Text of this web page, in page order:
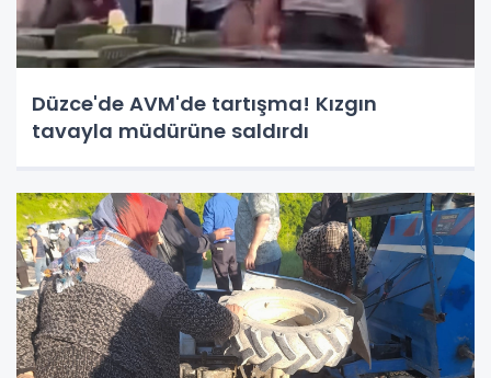
Düzce'de AVM'de tartışma! Kızgın
tavayla müdürüne saldırdı